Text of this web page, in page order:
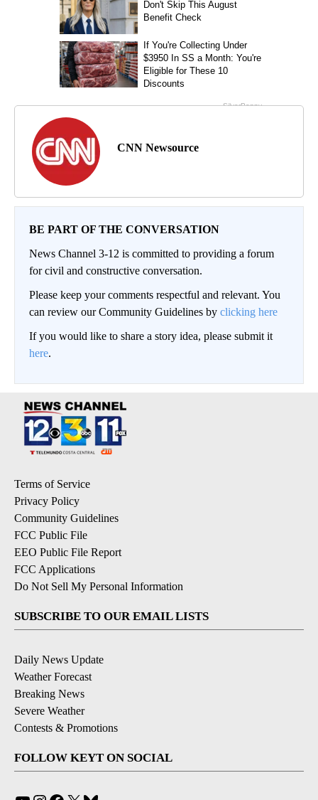
CNN Newsource
BE PART OF THE CONVERSATION
News Channel 3-12 is committed to providing a forum
for civil and constructive conversation.
Please keep your comments respectful and relevant. You
can review our Community Guidelines by clicking here
If you would like to share a story idea, please submit it
here.
Terms of Service
Privacy Policy
Community Guidelines
FCC Public File
EEO Public File Report
FCC Applications
Do Not Sell My Personal Information
SUBSCRIBE TO OUR EMAIL LISTS
Daily News Update
Weather Forecast
Breaking News
Severe Weather
Contests & Promotions
FOLLOW KEYT ON SOCIAL